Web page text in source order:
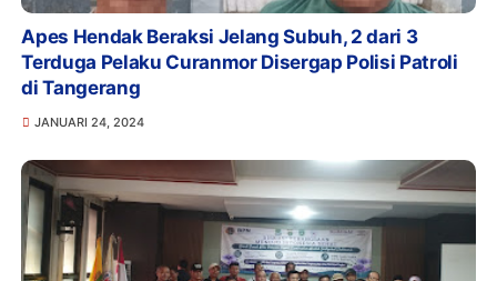
Apes Hendak Beraksi Jelang Subuh, 2 dari 3
Terduga Pelaku Curanmor Disergap Polisi Patroli
di Tangerang
JANUARI 24, 2024